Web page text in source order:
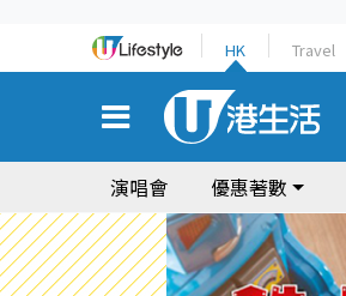
HK Travel
演唱會 優惠著數